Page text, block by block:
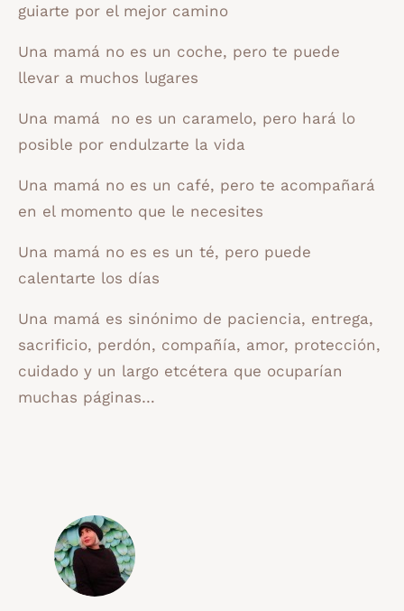
guiarte por el mejor camino
Una mamá no es un coche, pero te puede
llevar a muchos lugares
Una mamá no es un caramelo, pero hará lo
posible por endulzarte la vida
Una mamá no es un café, pero te acompañará
en el momento que le necesites
Una mamá no es es un té, pero puede
calentarte los días
Una mamá es sinónimo de paciencia, entrega,
sacrificio, perdón, compañía, amor, protección,
cuidado y un largo etcétera que ocuparían
muchas páginas…